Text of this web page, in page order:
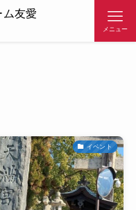
メニュー
イベント